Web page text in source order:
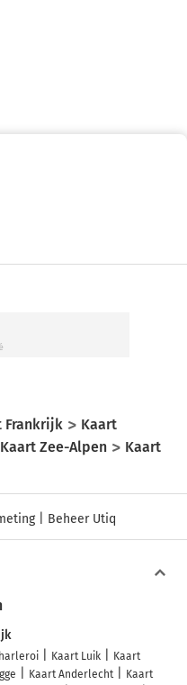
Frankrijk
Kaart
Kaart Zee-Alpen
Kaart
| Beheer Utiq
Kaart Luik
Kaart
Kaart Anderlecht
Kaart